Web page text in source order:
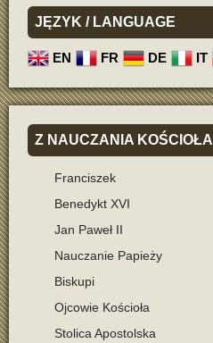
JĘZYK / LANGUAGE
EN FR DE IT
Z NAUCZANIA KOŚCIOŁA
Franciszek
Benedykt XVI
Jan Paweł II
Nauczanie Papieży
Biskupi
Ojcowie Kościoła
Stolica Apostolska